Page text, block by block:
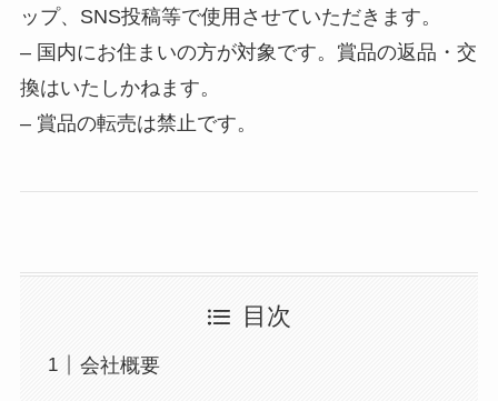
ップ、SNS投稿等で使用させていただきます。
– 国内にお住まいの方が対象です。賞品の返品・交
換はいたしかねます。
– 賞品の転売は禁止です。
目次
会社概要